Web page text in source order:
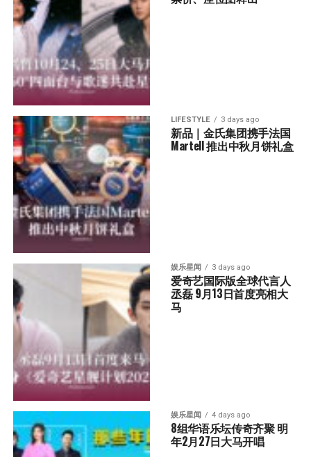
LIFESTYLE 3 days ago
新品｜金氏集团携手法国
Martell 推出中秋月饼礼盒
娱乐星闻 3 days ago
爱奇艺国际版全球代言人
丞磊 9月13日首度亮相大
马
娱乐星闻 4 days ago
8组华语乐坛传奇⻬聚 明
年2月27日大马开唱